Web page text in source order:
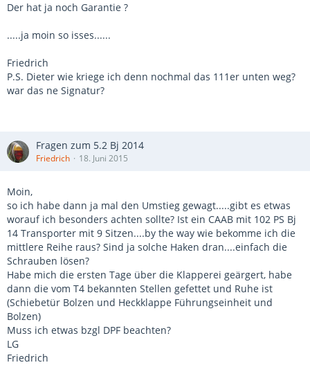
Der hat ja noch Garantie ?
.....ja moin so isses......
Friedrich
P.S. Dieter wie kriege ich denn nochmal das 111er unten weg?
war das ne Signatur?
Fragen zum 5.2 Bj 2014
Friedrich 18. Juni 2015
Moin,
so ich habe dann ja mal den Umstieg gewagt.....gibt es etwas
worauf ich besonders achten sollte? Ist ein CAAB mit 102 PS Bj
14 Transporter mit 9 Sitzen....by the way wie bekomme ich die
mittlere Reihe raus? Sind ja solche Haken dran....einfach die
Schrauben lösen?
Habe mich die ersten Tage über die Klapperei geärgert, habe
dann die vom T4 bekannten Stellen gefettet und Ruhe ist
(Schiebetür Bolzen und Heckklappe Führungseinheit und
Bolzen)
Muss ich etwas bzgl DPF beachten?
LG
Friedrich